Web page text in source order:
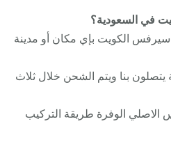
في السعودية؟
الكويت بإي مكان أو مدينة
بنا ويتم الشحن خلال ثلاث
الاصلي الوفرة طريقة التركيب